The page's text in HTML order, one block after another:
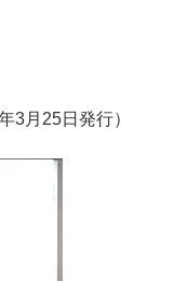
3月25日発行）